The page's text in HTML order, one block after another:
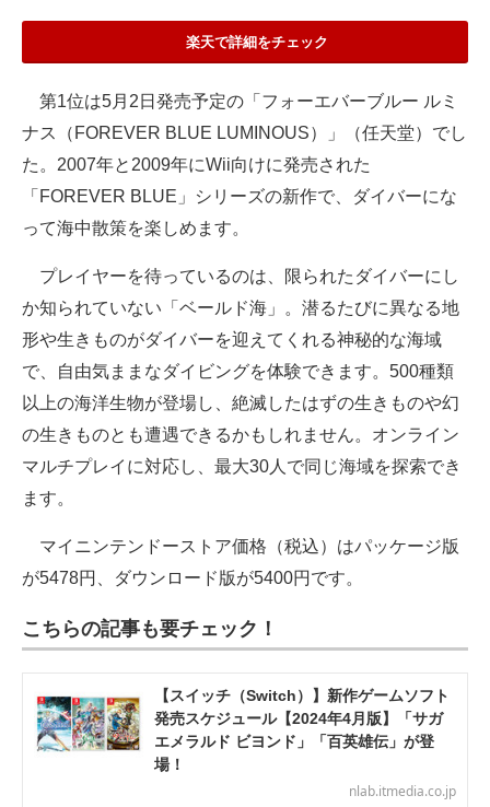
楽天で詳細をチェック
第1位は5月2日発売予定の「フォーエバーブルー ルミ
ナス（FOREVER BLUE LUMINOUS）」（任天堂）でし
た。2007年と2009年にWii向けに発売された
「FOREVER BLUE」シリーズの新作で、ダイバーにな
って海中散策を楽しめます。
プレイヤーを待っているのは、限られたダイバーにし
か知られていない「ベールド海」。潜るたびに異なる地
形や生きものがダイバーを迎えてくれる神秘的な海域
で、自由気ままなダイビングを体験できます。500種類
以上の海洋生物が登場し、絶滅したはずの生きものや幻
の生きものとも遭遇できるかもしれません。オンライン
マルチプレイに対応し、最大30人で同じ海域を探索でき
ます。
マイニンテンドーストア価格（税込）はパッケージ版
が5478円、ダウンロード版が5400円です。
こちらの記事も要チェック！
【スイッチ（Switch）】新作ゲームソフト
発売スケジュール【2024年4月版】「サガ
エメラルド ビヨンド」「百英雄伝」が登
場！
nlab.itmedia.co.jp